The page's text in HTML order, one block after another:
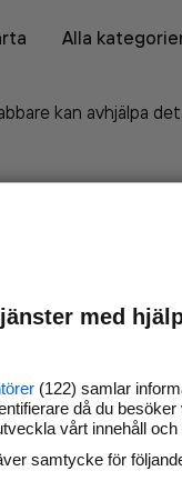
Alla
kan avhjälpa det.
med
(122) samlar
då du
vårt innehåll och
samtycke för